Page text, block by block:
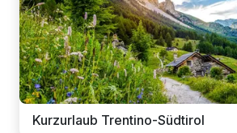
Kurzurlaub Trentino-Südtirol